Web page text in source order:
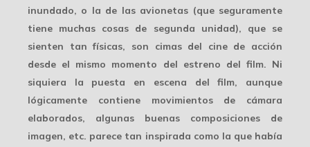
inundado, o la de las avionetas (que seguramente
tiene muchas cosas de segunda unidad), que se
sienten tan físicas, son cimas del cine de acción
desde el mismo momento del estreno del film. Ni
siquiera la puesta en escena del film, aunque
lógicamente contiene movimientos de cámara
elaborados, algunas buenas composiciones de
imagen, etc. parece tan inspirada como la que había